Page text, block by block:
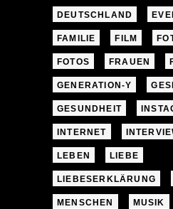
DEUTSCHLAND
FAMILIE FILM
FOTOS FRAUEN
GENERATION-Y
GESUNDHEIT
INTERNET
LEBEN LIEBE
LIEBESERKLÄRUNG
MENSCHEN MUSIK